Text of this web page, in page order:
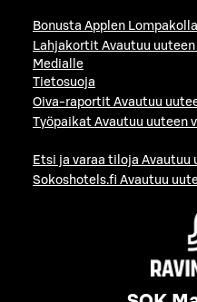
Bonusta Applen Lompakolla
Lahjakortit Avautuu
Medialle
Tietosuoja
Oiva-raportit Avautuu
Työpaikat Avautuu uuteen
Etsi ja varaa tiloja Avautuu
Sokoshotels.fi Avautuu